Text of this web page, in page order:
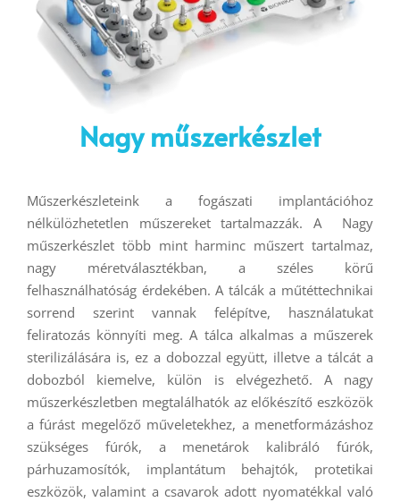
Nagy műszerkészlet
Műszerkészleteink a fogászati implantációhoz
nélkülözhetetlen műszereket tartalmazzák. A Nagy
műszerkészlet több mint harminc műszert tartalmaz,
nagy méretválasztékban, a széles körű
felhasználhatóság érdekében. A tálcák a műtéttechnikai
sorrend szerint vannak felépítve, használatukat
feliratozás könnyíti meg. A tálca alkalmas a műszerek
sterilizálására is, ez a dobozzal együtt, illetve a tálcát a
dobozból kiemelve, külön is elvégezhető. A nagy
műszerkészletben megtalálhatók az előkészítő eszközök
a fúrást megelőző műveletekhez, a menetformázáshoz
szükséges fúrók, a menetárok kalibráló fúrók,
párhuzamosítók, implantátum behajtók, protetikai
eszközök, valamint a csavarok adott nyomatékkal való